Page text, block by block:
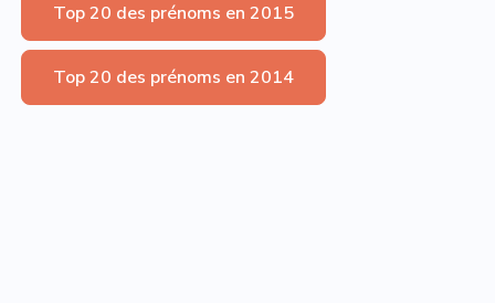
Top 20 des prénoms en 2015
Top 20 des prénoms en 2014